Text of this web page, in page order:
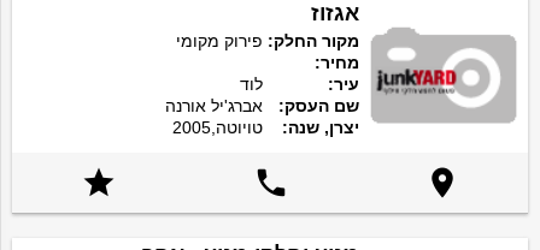
אגזוז
מקור החלק: פירוק מקומי
מחיר:
עיר:
לוד
שם העסק:
אברג'יל אורנה
יצרן, שנה:
טויוטה,2005


